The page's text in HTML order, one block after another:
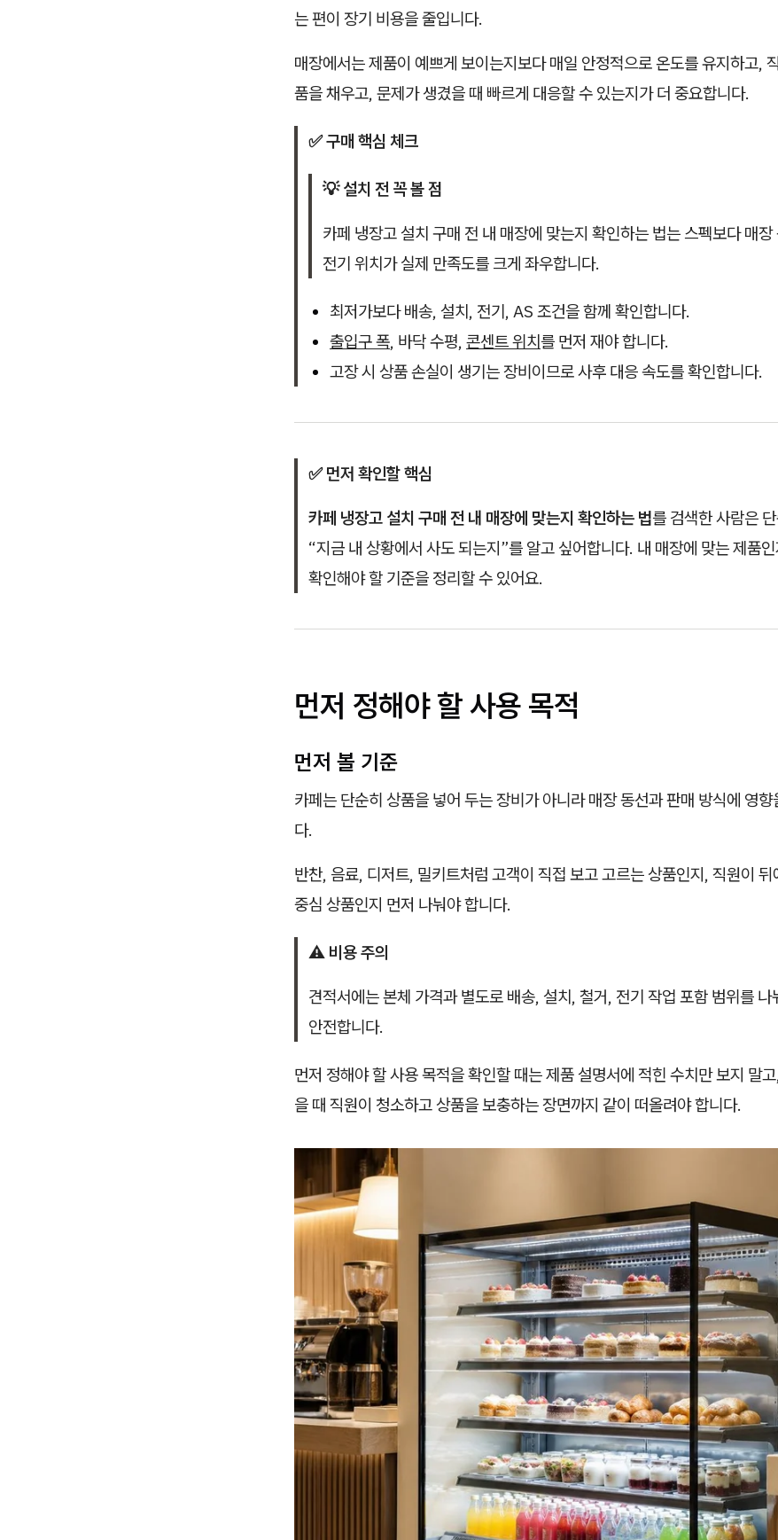
는 편이 장기 비용을 줄입니다.
매장에서는 제품이 예쁘게 보이는지보다 매일 안정적으로 온도를 유지하고,
품을 채우고, 문제가 생겼을 때 빠르게 대응할 수 있는지가 더 중요합니다.
✅ 구매 핵심 체크
💡 설치 전 꼭 볼 점
카페 냉장고 설치 구매 전 내 매장에 맞는지 확인하는 법는 스펙보다 매
전기 위치가 실제 만족도를 크게 좌우합니다.
최저가보다 배송, 설치, 전기, AS 조건을 함께 확인합니다.
출입구 폭, 바닥 수평, 콘센트 위치를 먼저 재야 합니다.
고장 시 상품 손실이 생기는 장비이므로 사후 대응 속도를 확인합니다.
✅ 먼저 확인할 핵심
카페 냉장고 설치 구매 전 내 매장에 맞는지 확인하는 법를 검색한 사람은
“지금 내 상황에서 사도 되는지”를 알고 싶어합니다. 내 매장에 맞는 제품
확인해야 할 기준을 정리할 수 있어요.
먼저 정해야 할 사용 목적
먼저 볼 기준
카페는 단순히 상품을 넣어 두는 장비가 아니라 매장 동선과 판매 방식에 영
다.
반찬, 음료, 디저트, 밀키트처럼 고객이 직접 보고 고르는 상품인지, 직원이
중심 상품인지 먼저 나눠야 합니다.
⚠️ 비용 주의
견적서에는 본체 가격과 별도로 배송, 설치, 철거, 전기 작업 포함 범위를 나
안전합니다.
먼저 정해야 할 사용 목적을 확인할 때는 제품 설명서에 적힌 수치만 보지 말
을 때 직원이 청소하고 상품을 보충하는 장면까지 같이 떠올려야 합니다.